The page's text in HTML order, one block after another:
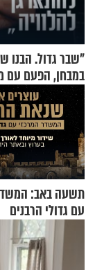
"שבר גדול. הבנו
במבחן, הפעם עם
תשעה באב:
עם גדולי הרבנים